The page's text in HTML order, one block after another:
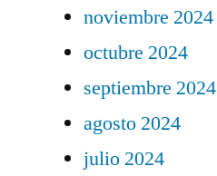
noviembre 2024
octubre 2024
septiembre 2024
agosto 2024
julio 2024